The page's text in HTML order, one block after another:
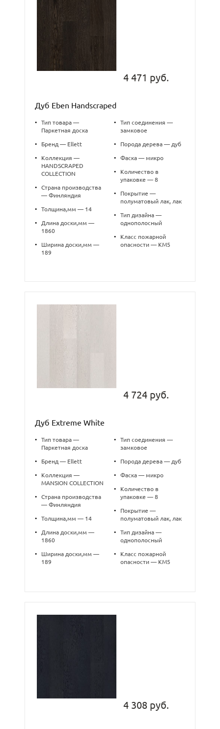
4 471 руб.
Дуб Eben Handscraped
•
Тип товара —
Паркетная доска
• Бренд — Ellett
•
Коллекция —
HANDSCRAPED
COLLECTION
•
Страна производства
— Финляндия
• Толщина,мм — 14
•
Длина доски,мм —
1860
•
Ширина доски,мм —
189
•
Тип соединения —
замковое
• Порода дерева — дуб
• Фаска — микро
•
Количество в
упаковке — 8
•
Покрытие —
полуматовый лак, лак
•
Тип дизайна —
однополосный
•
Класс пожарной
опасности — КМ5
4 724 руб.
Дуб Extreme White
•
Тип товара —
Паркетная доска
• Бренд — Ellett
•
Коллекция —
MANSION COLLECTION
•
Страна производства
— Финляндия
• Толщина,мм — 14
•
Длина доски,мм —
1860
•
Ширина доски,мм —
189
•
Тип соединения —
замковое
• Порода дерева — дуб
• Фаска — микро
•
Количество в
упаковке — 8
•
Покрытие —
полуматовый лак, лак
•
Тип дизайна —
однополосный
•
Класс пожарной
опасности — КМ5
4 308 руб.